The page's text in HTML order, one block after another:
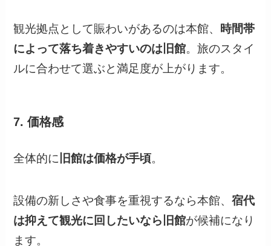
観光拠点として賑わいがあるのは本館、 時間帯
によって落ち着きやすいのは旧館。旅のスタイ
ルに合わせて選ぶと満足度が上がります。
7. 価格感
全体的に 旧館は価格が手頃。
設備の新しさや食事を重視するなら本館、宿代
は抑えて観光に回したいなら旧館が候補になり
ます。